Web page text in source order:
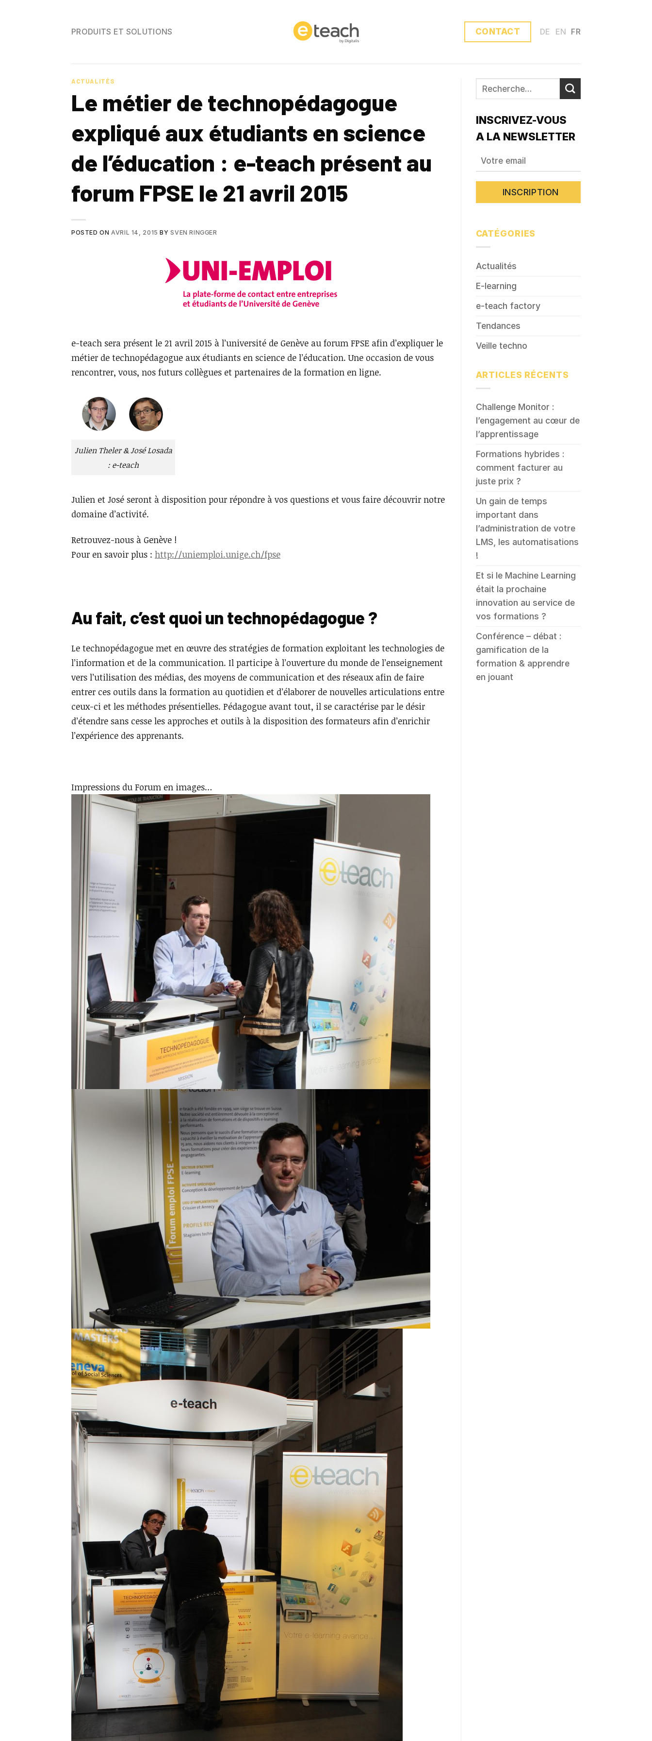
PRODUITS ET SOLUTIONS CONTACT DE EN FR
ACTUALITÉS
Le métier de technopédagogue
expliqué aux étudiants en science
de l’éducation : e-teach présent au
forum FPSE le 21 avril 2015
POSTED ONAVRIL 14, 2015 BYSVEN RINGGER
e-teach sera présent le 21 avril 2015 à l’université de Genève au forum FPSE afin d’expliquer le
métier de technopédagogue aux étudiants en science de l’éducation. Une occasion de vous
rencontrer, vous, nos futurs collègues et partenaires de la formation en ligne.
Julien Theler & José Losada
: e-teach
Julien et José seront à disposition pour répondre à vos questions et vous faire découvrir notre
domaine d’activité.
Retrouvez-nous à Genève !
Pour en savoir plus : http://uniemploi.unige.ch/fpse
Au fait, c’est quoi un technopédagogue ?
Le technopédagogue met en œuvre des stratégies de formation exploitant les technologies de
l’information et de la communication. Il participe à l’ouverture du monde de l’enseignement
vers l’utilisation des médias, des moyens de communication et des réseaux afin de faire
entrer ces outils dans la formation au quotidien et d’élaborer de nouvelles articulations entre
ceux-ci et les méthodes présentielles. Pédagogue avant tout, il se caractérise par le désir
d’étendre sans cesse les approches et outils à la disposition des formateurs afin d’enrichir
l’expérience des apprenants.
Impressions du Forum en images…
INSCRIVEZ-VOUS
A LA NEWSLETTER
CATÉGORIES
Actualités
E-learning
e-teach factory
Tendances
Veille techno
ARTICLES RÉCENTS
Challenge Monitor :
l’engagement au cœur de
l’apprentissage
Formations hybrides :
comment facturer au
juste prix ?
Un gain de temps
important dans
l’administration de votre
LMS, les automatisations
!
Et si le Machine Learning
était la prochaine
innovation au service de
vos formations ?
Conférence – débat :
gamification de la
formation & apprendre
en jouant